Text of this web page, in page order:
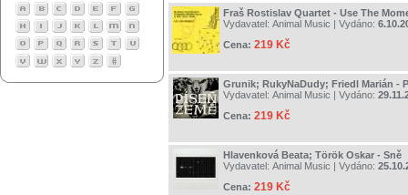
Fraš Rostislav Quartet - Use The
Vydavatel: Animal Music | Vydáno:
Cena: 219 Kč
Grunik; RukyNaDudy; Friedl Marián -
Vydavatel: Animal Music | Vydáno:
Cena: 219 Kč
Hlavenková Beata; Török Oskar - Sně
Vydavatel: Animal Music | Vydáno:
Cena: 219 Kč